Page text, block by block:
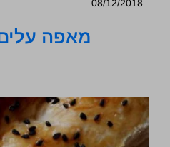
08/12/2018
מאפה